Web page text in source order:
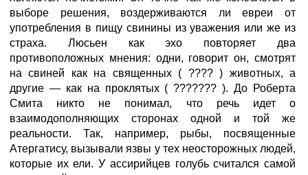
выборе решения, воздерживаются ли евреи от
употребления в пищу свинины из уважения или же из
страха. Люсьен как эхо повторяет два
противоположных мнения: одни, говорит он, смотрят
на свиней как на священных ( ???? ) животных, а
другие — как на проклятых ( ??????? ). До Роберта
Смита никто не понимал, что речь идет о
взаимодополняющих сторонах одной и той же
реальности. Так, например, рыбы, посвященные
Атергатису, вызывали язвы у тех неосторожных людей,
которые их ели. У ассирийцев голубь считался самой